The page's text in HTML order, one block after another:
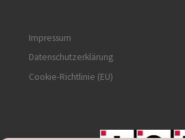
Impressum
Datenschutzerklärung
Cookie-Richtlinie (EU)